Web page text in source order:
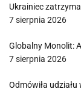
Ukrainiec
7 sierpnia 2026
Globalny Monolit:
7 sierpnia 2026
Odmówiła udziału